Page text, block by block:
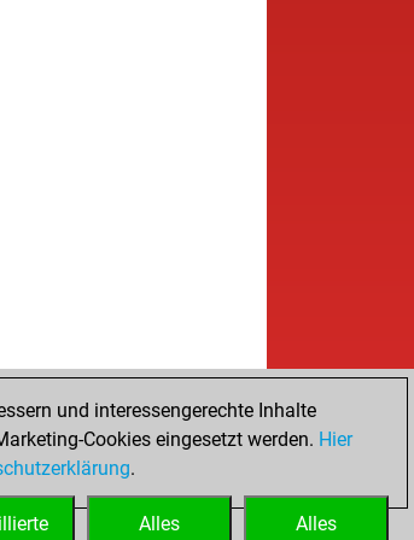
und interessengerechte Inhalte
Cookies eingesetzt werden. Hier
.
Alles
Alles